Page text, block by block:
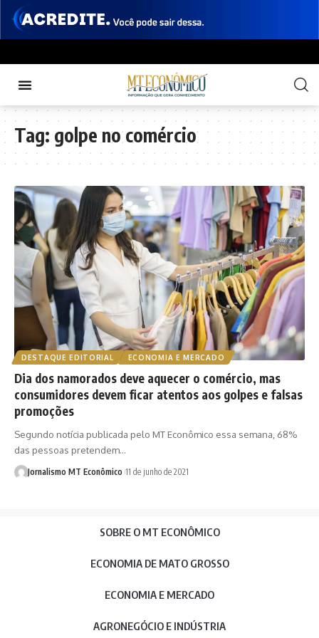
Tag: golpe no comércio
DESTAQUE EDITORIAL ECONOMIA E MERCADO
Dia dos namorados deve aquecer o comércio, mas
consumidores devem ficar atentos aos golpes e falsas
promoções
Segundo notícia publicada pelo MT Econômico essa semana, 68%
das pessoas pretendem…
Jornalismo MT Econômico 11 de junho de 2021
SOBRE O MT ECONÔMICO
ECONOMIA DE MATO GROSSO
ECONOMIA E MERCADO
AGRONEGÓCIO E INDÚSTRIA